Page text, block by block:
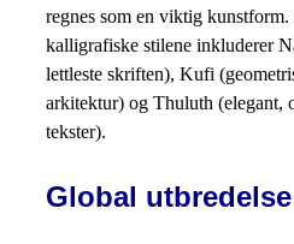
regnes som en viktig kunstform.
kalligrafiske stilene inkluderer
lettleste skriften), Kufi
arkitektur) og Thuluth (elegant,
tekster).
Global